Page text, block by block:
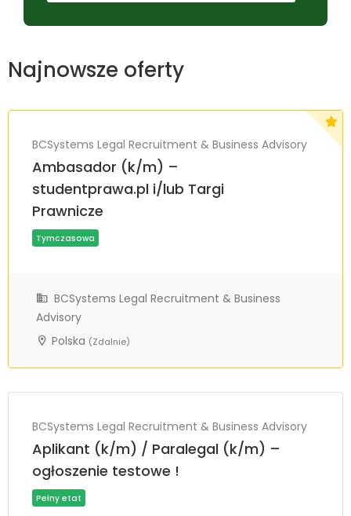
Najnowsze oferty
BCSystems Legal Recruitment & Business Advisory
Ambasador (k/m) –
studentprawa.pl i/lub Targi
Prawnicze
BCSystems Legal Recruitment & Business
Advisory
Polska (Zdalnie)
BCSystems Legal Recruitment & Business Advisory
Aplikant (k/m) / Paralegal (k/m) –
ogłoszenie testowe !